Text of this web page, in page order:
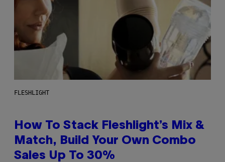
FLESHLIGHT
How To Stack Fleshlight’s Mix &
Match, Build Your Own Combo
Sales Up To 30%